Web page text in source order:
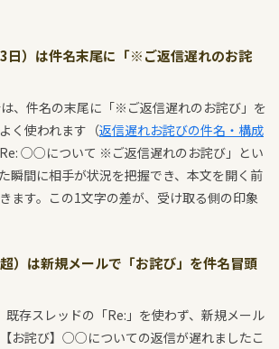
日）は件名末尾に「※ご返信遅れのお詫
、件名の末尾に「※ご返信遅れのお詫び」を
く使われます（返信遅れお詫びの件名・構成
○○について ※ご返信遅れのお詫び」とい
瞬間に相手が状況を把握でき、本文を開く前
ます。この1文字の差が、受け取る側の印象
）は新規メールで「お詫び」を件名冒頭
既存スレッドの「Re:」を使わず、新規メール
お詫び】○○についての返信が遅れましたこ